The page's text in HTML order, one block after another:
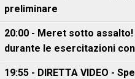
preliminare
20:00 - Meret sotto
durante le esercitazioni
19:55 - DIRETTA VIDEO -